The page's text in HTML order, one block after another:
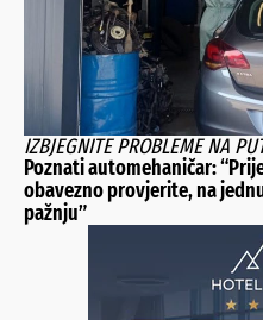
IZBJEGNITE PROBLEME NA
Poznati automehaničar:
obavezno provjerite, na
pažnju”